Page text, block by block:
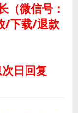
（微信号：
/下载/退款
次日回复